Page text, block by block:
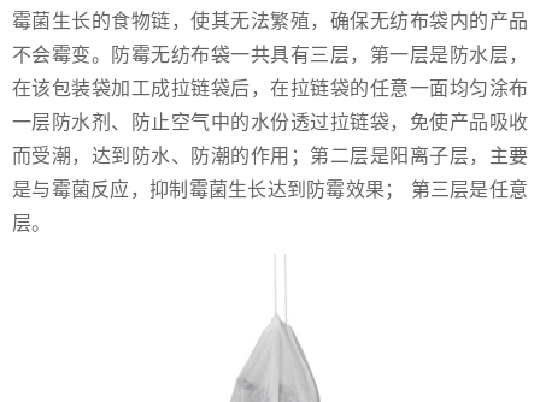
霉菌生长的食物链，使其无法繁殖，确保无纺布袋内的产品
不会霉变。防霉无纺布袋一共具有三层，第一层是防水层，
在该包装袋加工成拉链袋后，在拉链袋的任意一面均匀涂布
一层防水剂、防止空气中的水份透过拉链袋，免使产品吸收
而受潮，达到防水、防潮的作用；第二层是阳离子层，主要
是与霉菌反应，抑制霉菌生长达到防霉效果； 第三层是任意
层。